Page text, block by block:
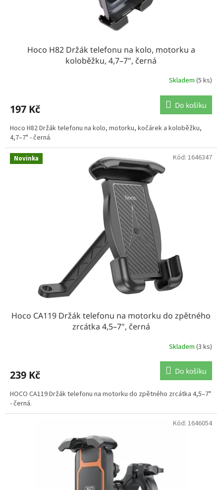
Hoco H82 Držák telefonu na kolo, motorku a
koloběžku, 4,7–7", černá
Skladem (5 ks)
197 Kč Do košíku
Hoco H82 Držák telefonu na kolo, motorku, kočárek a koloběžku,
4,7–7" - černá.
Novinka
Hoco CA119 Držák telefonu na motorku do zpětného
zrcátka 4,5–7", černá
Skladem (3 ks)
239 Kč Do košíku
HOCO CA119 Držák telefonu na motorku do zpětného zrcátka 4,5–7"
- černá.
Kód: 1646347
Kód: 1646054